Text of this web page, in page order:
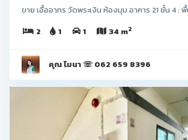
ขาย เอื้ออาทร วัดพระเงิน ห้องมุม อาคาร 21 ชั้น 4 : พื้
2
1 1 34 m2
คุณ โมนา ☏ 062 659 8396